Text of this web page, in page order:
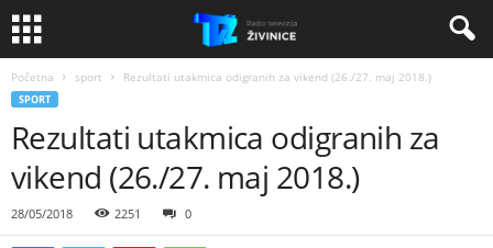
Početna sport Rezultati utakmica odigranih za vikend (26./27. maj 2018.)
SPORT
Rezultati utakmica odigranih za
vikend (26./27. maj 2018.)
28/05/2018 2251 0